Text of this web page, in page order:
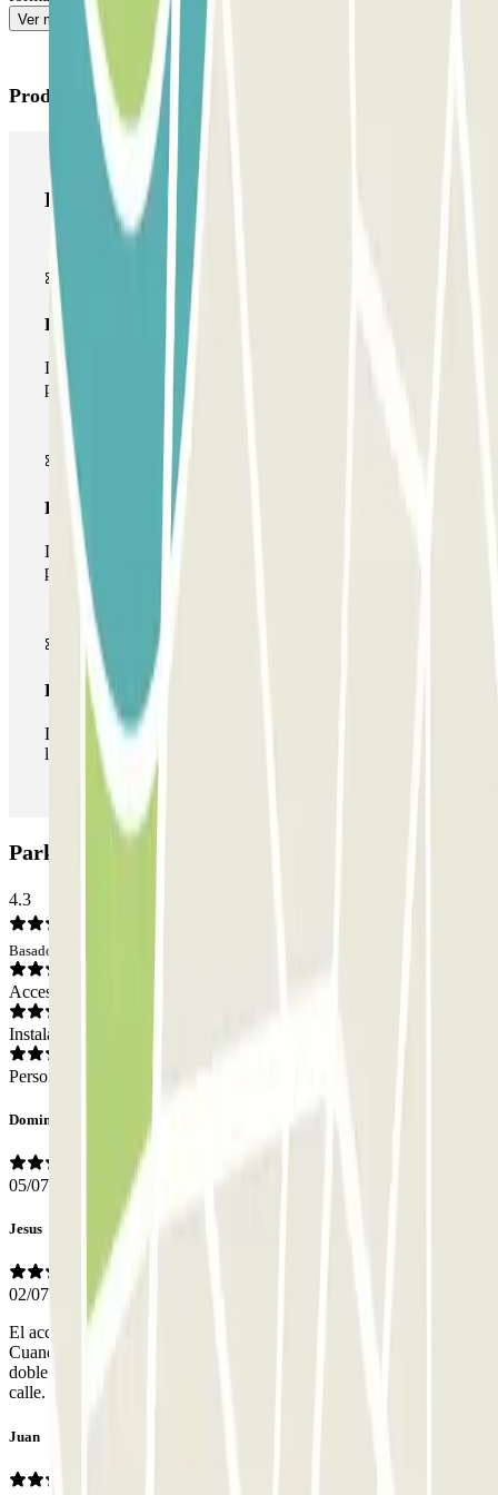
Ver más
Productos de Parclick
Productos de Parclick
Pase básico
Durante tu estancia podrás entrar y salir una única vez al
parking
Pase multiparking
Durante tu estancia podrás hacer uso de toda la red de
parkings de este operador disponibles en Parclick.
Pase ilimitado
Durante tu estancia podrás entrar y salir del parking todas
las veces que quieras.
Parking Garaje PUMAN: Opiniones
4.3
Basado en 23 opiniones
Acceso
Instalaciones
Personal
Domingo
05/07/2026
Jesus
02/07/2026
El acceso al piso de arriba es muy angosto y trazado en curva.
Cuando saqué el coche a las 11 de la noche, habían aparcado en
doble fila, a la derecha de la salida, que impedía hacer el giro en la
calle. Tuve que hacer una maniobra en la calle,retirarán
Juan